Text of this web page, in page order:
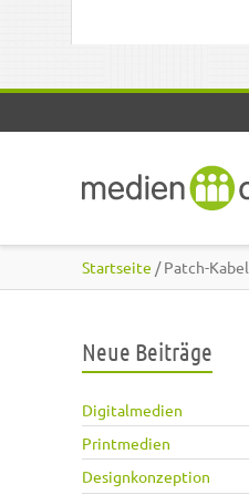
Startseite / Patch-Kabel
Neue Beiträge
Digitalmedien
Printmedien
Designkonzeption